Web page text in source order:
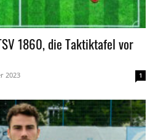
1860, die Taktiktafel vor
2023 1